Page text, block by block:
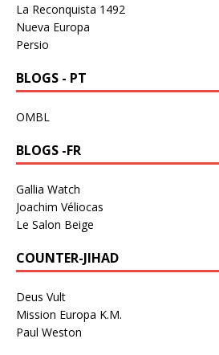
La Reconquista 1492
Nueva Europa
Persio
BLOGS - PT
OMBL
BLOGS -FR
Gallia Watch
Joachim Véliocas
Le Salon Beige
COUNTER-JIHAD
Deus Vult
Mission Europa K.M.
Paul Weston